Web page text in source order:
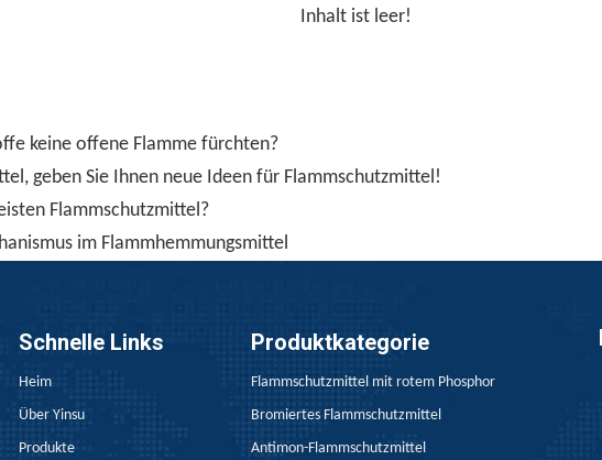
Inhalt ist leer!
keine offene Flamme fürchten?
geben Sie Ihnen neue Ideen für Flammschutzmittel!
Flammschutzmittel?
im Flammhemmungsmittel
Schnelle Links
Heim
Über Yinsu
Produkte
Produktkategorie
Flammschutzmittel mit rotem Phosphor
Bromiertes Flammschutzmittel
Antimon-Flammschutzmittel